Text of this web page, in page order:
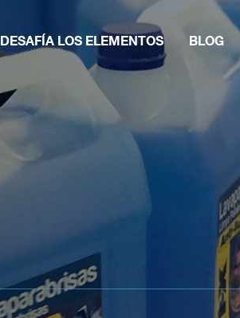
DESAFÍA LOS ELEMENTOS BLOG